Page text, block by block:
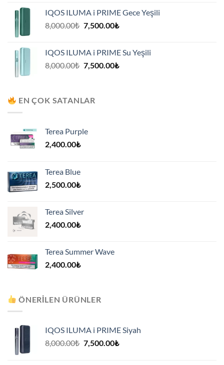
7,500.00₺.
IQOS ILUMA i PRIME Gece Yeşili
8,000.00₺ Orijinal
7,500.00₺Şu
7,500.00₺.
IQOS ILUMA i PRIME Su Yeşili
8,000.00₺ Orijinal
7,500.00₺Şu
EN ÇOK SATANLAR
Terea Purple
2,400.00₺
Terea Blue
2,500.00₺
Terea Silver
2,400.00₺
Terea Summer Wave
2,400.00₺
ÖNERILEN ÜRÜNLER
IQOS ILUMA i PRIME Siyah
8,000.00₺ Orijinal
7,500.00₺Şu